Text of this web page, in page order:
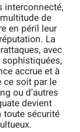
interconnecté,
de
en péril leur
La
avec
accrue et à
ce soit par le
ou d’autres
devient
toute sécurité